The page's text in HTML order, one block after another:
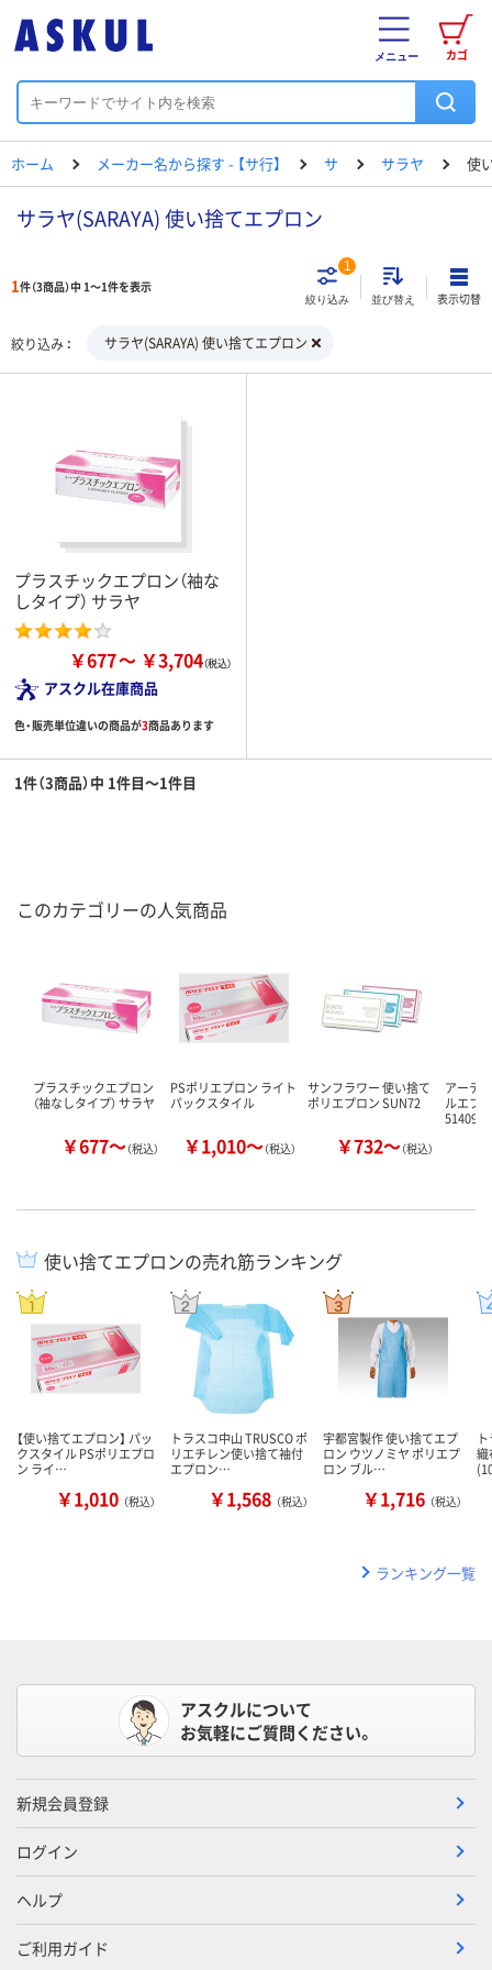
カゴ
メニュー
ホーム メーカー名から探す - 【サ行】 サ サラヤ 使
サラヤ(SARAYA) 使い捨てエプロン
1件（3商品）中 1～1件を表示
絞り込み
1
並び替え 表示切替
絞り込み サラヤ(SARAYA) 使い捨てエプロン
プラスチックエプロン（袖な
しタイプ） サラヤ
￥677 ￥3,704
アスクル在庫商品
色・販売単位違いの商品が3商品あります
1件（3商品）中 1件目～1件目
このカテゴリーの人気商品
プラスチックエプロン
（袖なしタイプ） サラヤ
￥677～（税込）
PSポリエプロン ライト
パックスタイル
￥1,010～（税込）
サンフラワー 使い捨て
ポリエプロン SUN72
￥732～（税込）
アーテ
ルエプ
51409
使い捨てエプロンの売れ筋ランキング
【使い捨てエプロン】 パッ
クスタイル PSポリエプロ
ン ライ…
￥1,010 （税込）
トラスコ中山 TRUSCO ポ
リエチレン使い捨て袖付
エプロン…
￥1,568 （税込）
宇都宮製作 使い捨てエプ
ロン ウツノミヤ ポリエプ
ロン ブル…
￥1,716 （税込）
織
ランキング一覧
アスクルについて
お気軽にご質問ください。
新規会員登録
ログイン
ヘルプ
ご利用ガイド